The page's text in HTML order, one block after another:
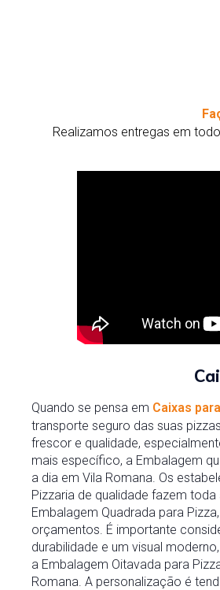
Realizamos entregas em
Quando se pensa em Caixas
transporte seguro das suas
frescor e qualidade,
mais específico, a Embalagem
a dia em Vila Romana. Os
Pizzaria de qualidade fazem
Embalagem Quadrada para
orçamentos. É importante
durabilidade e um visual
a Embalagem Oitavada para
Romana. A personalização é